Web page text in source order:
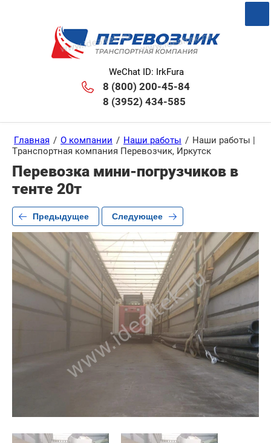
WeChat ID: IrkFura
8 (800) 200-45-84
8 (3952) 434-585
Главная / О компании / Наши работы / Наши работы |
Транспортная компания Перевозчик, Иркутск
Перевозка мини-погрузчиков в
тенте 20т
Предыдущее Следующее